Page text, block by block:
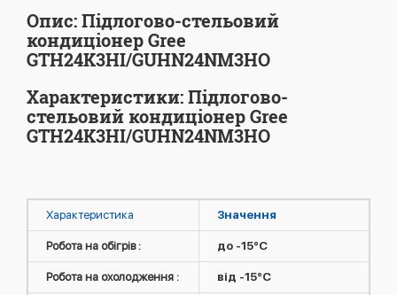
Опис: Підлогово-стельовий
кондиціонер Gree
GTH24K3HI/GUHN24NM3HO
Характеристики: Підлогово-
стельовий кондиціонер Gree
GTH24K3HI/GUHN24NM3HO
Характеристика Значення
Робота на обігрів : до -15°C
Робота на охолодження : від -15°C